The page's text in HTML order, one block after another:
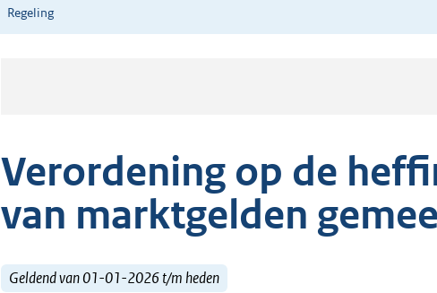
Regeling
Verordening op de
van marktgelden
Geldend van 01-01-2026 t/m heden